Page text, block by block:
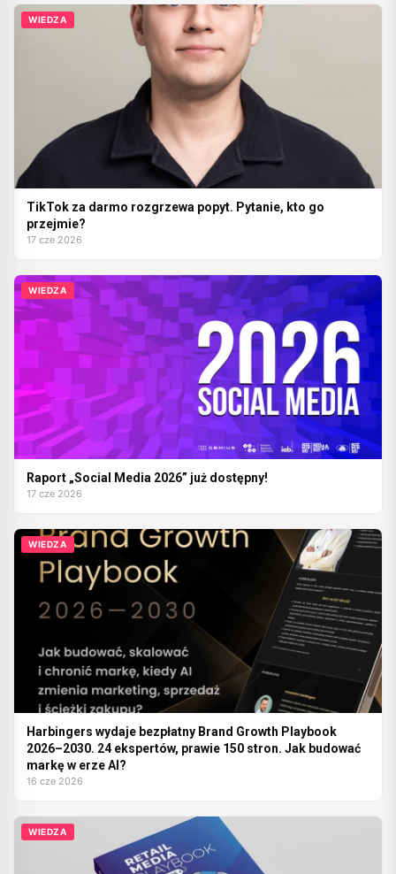
WIEDZA
TikTok za darmo rozgrzewa popyt. Pytanie, kto go
przejmie?
17 cze 2026
WIEDZA
Raport „Social Media 2026” już dostępny!
17 cze 2026
WIEDZA
Harbingers wydaje bezpłatny Brand Growth Playbook
2026–2030. 24 ekspertów, prawie 150 stron. Jak budować
markę w erze AI?
16 cze 2026
WIEDZA